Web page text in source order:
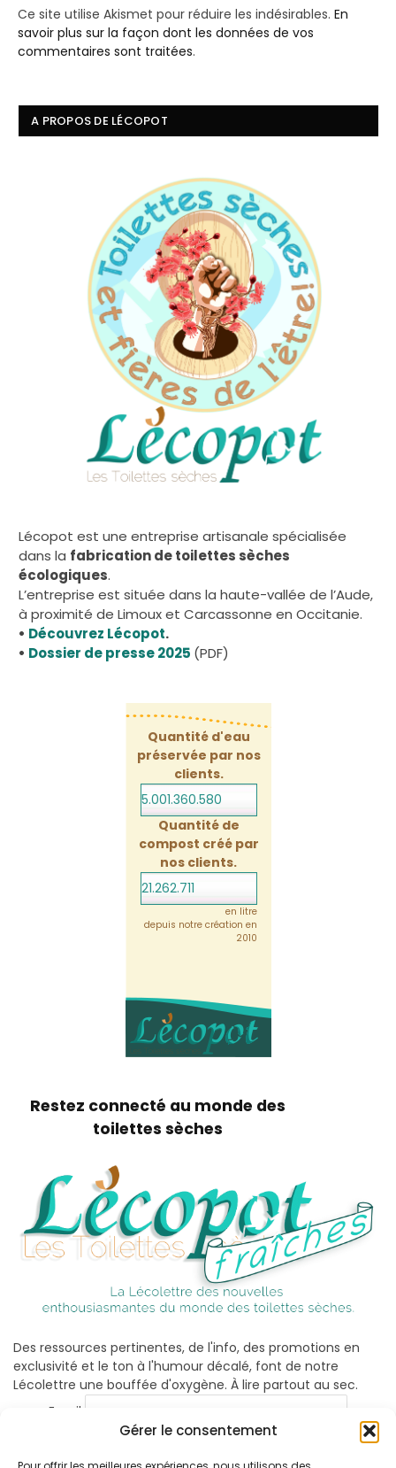
Gérer le consentement
Ce site utilise Akismet pour réduire les indésirables. En
savoir plus sur la façon dont les données de vos
commentaires sont traitées.
A PROPOS DE LÉCOPOT
Lécopot est une entreprise artisanale spécialisée
dans la fabrication de toilettes sèches
écologiques.
L’entreprise est située dans la haute-vallée de l’Aude,
à proximité de Limoux et Carcassonne en Occitanie.
• Découvrez Lécopot.
• Dossier de presse 2025 (PDF)
Quantité d'eau
préservée par nos
clients.
5.001.360.623
Quantité de
compost créé par
nos clients.
21.262.711
en litre
depuis notre création en
2010
Restez connecté au monde des
toilettes sèches
Des ressources pertinentes, de l'info, des promotions en
exclusivité et le ton à l'humour décalé, font de notre
Lécolettre une bouffée d'oxygène. À lire partout au sec.
Email